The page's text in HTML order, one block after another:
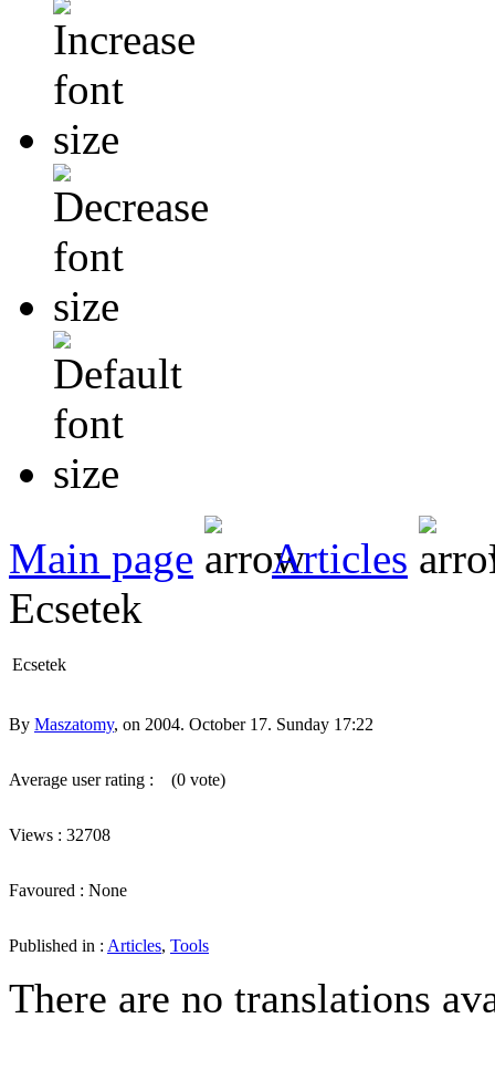
Main page Articles
Ecsetek
Ecsetek
By Maszatomy, on 2004. October 17. Sunday 17:22
Average user rating : (0 vote)
Views : 32708
Favoured : None
Published in : Articles, Tools
There are no translations